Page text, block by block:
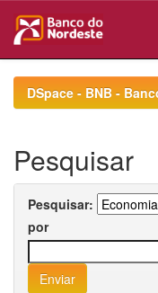
navigationDSpace - BNB -
Pesquisar
Pesquisar:
por